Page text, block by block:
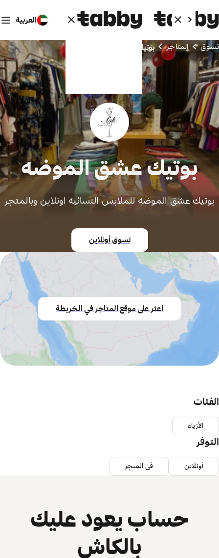
العربية
تسوق المتاجر بوتيك عشق الموضه
بوتيك عشق الموضه
بوتيك عشق الموضه للملابس النسائيه اونلاين وبالمتجر
تسوق أونلاين
اعثر على موقع المتاجر في الخريطة
الفئات
الأزياء
التوفر
أونلاين في المتجر
حساب يعود عليك
بالكاش